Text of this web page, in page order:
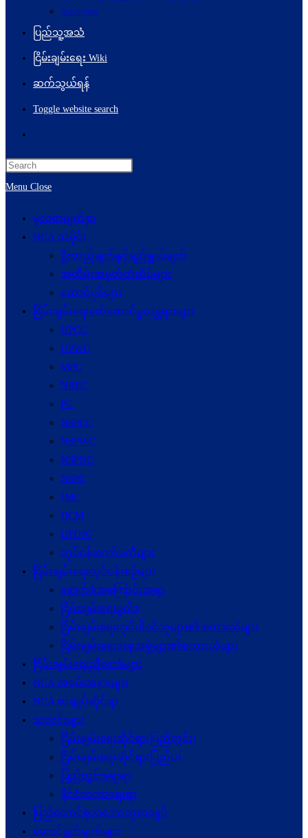
Acronyms
ပြည်သူ့အသံ
ငြိမ်းချမ်းရေး Wiki
ဆက်သွယ်ရန်
Toggle website search
Menu Close
မူလစာမျက်နှာ
NCA သမိုင်း
ဦးတည်ချက်နှင့်ရည်ရွယ်ချက်
အထိမ်းအမှတ်တံဆိပ်များ
ဆောင်ပုဒ်များ
ငြိမ်းချမ်းရေးဖော်‌ဆောင်မှုယန္တရားများ
UPCC
UPWC
MPC
NRPC
PC
NSPCC
NSPWC
NSPNC
NSPC
JMC
JICM
UPDJC
လုပ်ငန်းကော်မတီများ
ငြိမ်းချမ်းရေးလုပ်ငန်းစဉ်များ
နောက်ခံအကြောင်းအရာ
ငြိမ်းချမ်းရေးမူဝါဒ
ငြိမ်းချမ်းရေးတွင်ပါဝင်သူများ၏ စကားသံများ
ငြိမ်းချမ်းရေးအစုအဖွဲ့များ၏စကားသံများ
ငြိမ်းချမ်းရေးညီလာခံများ
NCA အခမ်းအနားများ
NCA စာချုပ်ဆိုင်ရာ
သတင်းများ
ငြိမ်းချမ်းရေးဆိုင်ရာ(ပြည်တွင်း)
ငြိမ်းချမ်းရေးဆိုင်ရာ(ပြည်ပ)
ပြည်တွင်းရေးရာ
နိုင်ငံတကာရေးရာ
ပြည်ထောင်စုသဘောတူစာချုပ်
ဆောင်ရွက်ချက်များ